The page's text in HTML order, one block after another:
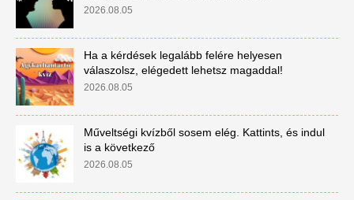
2026.08.05
Ha a kérdések legalább felére helyesen
válaszolsz, elégedett lehetsz magaddal!
2026.08.05
Műveltségi kvízből sosem elég. Kattints, és indul
is a következő
2026.08.05